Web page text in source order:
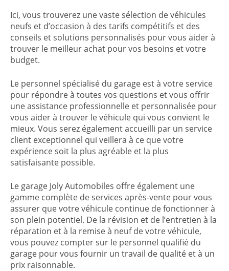
Ici, vous trouverez une vaste sélection de véhicules
neufs et d’occasion à des tarifs compétitifs et des
conseils et solutions personnalisés pour vous aider à
trouver le meilleur achat pour vos besoins et votre
budget.
Le personnel spécialisé du garage est à votre service
pour répondre à toutes vos questions et vous offrir
une assistance professionnelle et personnalisée pour
vous aider à trouver le véhicule qui vous convient le
mieux. Vous serez également accueilli par un service
client exceptionnel qui veillera à ce que votre
expérience soit la plus agréable et la plus
satisfaisante possible.
Le garage Joly Automobiles offre également une
gamme complète de services après-vente pour vous
assurer que votre véhicule continue de fonctionner à
son plein potentiel. De la révision et de l’entretien à la
réparation et à la remise à neuf de votre véhicule,
vous pouvez compter sur le personnel qualifié du
garage pour vous fournir un travail de qualité et à un
prix raisonnable.